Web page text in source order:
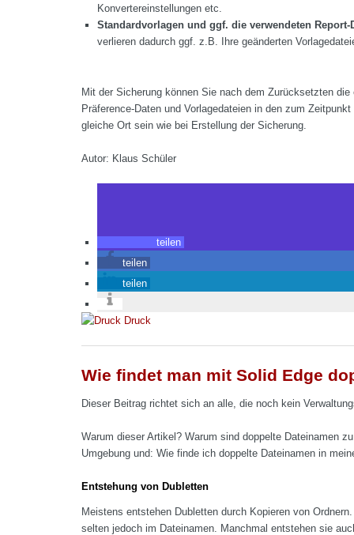
Konvertereinstellungen etc.
Standardvorlagen und ggf. die verwendeten
verlieren dadurch ggf. z.B. Ihre geänderten
Mit der Sicherung können Sie nach dem Zurücksetzten
Präference-Daten und Vorlagedateien in den zum
gleiche Ort sein wie bei Erstellung der Sicherung.
Autor: Klaus Schüler
teilen
teilen
teilen
Druck
Wie findet man mit Solid Edge
Dieser Beitrag richtet sich an alle, die noch kein
Warum dieser Artikel? Warum sind doppelte Dateinamen
Umgebung und: Wie finde ich doppelte Dateinamen in
Entstehung von Dubletten
Meistens entstehen Dubletten durch Kopieren von
selten jedoch im Dateinamen. Manchmal entstehen sie